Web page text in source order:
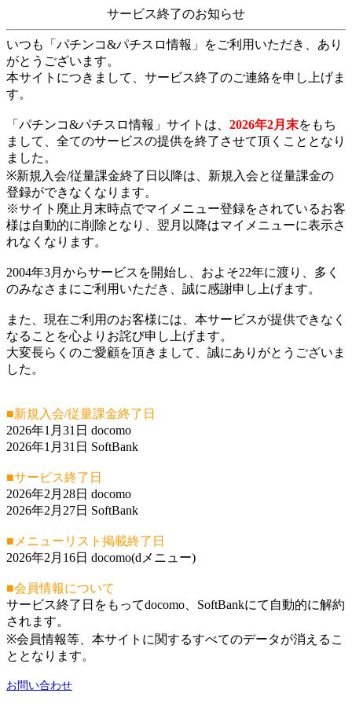
サービス終了のお知らせ
いつも「パチンコ&パチスロ情報」をご利用いただき、あり
がとうございます。
本サイトにつきまして、サービス終了のご連絡を申し上げま
す。
「パチンコ&パチスロ情報」サイトは、 2026年2月末をもち
まして、全てのサービスの提供を終了させて頂くこととなり
ました。
※新規入会/従量課金終了日以降は、新規入会と従量課金の
登録ができなくなります。
※サイト廃止月末時点でマイメニュー登録をされているお客
様は自動的に削除となり、翌月以降はマイメニューに表示さ
れなくなります。
2004年3月からサービスを開始し、およそ22年に渡り、多く
のみなさまにご利用いただき、誠に感謝申し上げます。
また、現在ご利用のお客様には、本サービスが提供できなく
なることを心よりお詫び申し上げます。
大変長らくのご愛顧を頂きまして、誠にありがとうございま
した。
■新規入会/従量課金終了日
2026年1月31日 docomo
2026年1月31日 SoftBank
■サービス終了日
2026年2月28日 docomo
2026年2月27日 SoftBank
■メニューリスト掲載終了日
2026年2月16日 docomo(dメニュー)
■会員情報について
サービス終了日をもってdocomo、SoftBankにて自動的に解約
されます。
※会員情報等、本サイトに関するすべてのデータが消えるこ
ととなります。
お問い合わせ